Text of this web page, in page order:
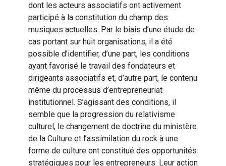
dont les acteurs associatifs ont activement
participé à la constitution du champ des
musiques actuelles. Par le biais d’une étude de
cas portant sur huit organisations, il a été
possible d’identifier, d’une part, les conditions
ayant favorisé le travail des fondateurs et
dirigeants associatifs et, d’autre part, le contenu
même du processus d’entrepreneuriat
institutionnel. S’agissant des conditions, il
semble que la progression du relativisme
culturel, le changement de doctrine du ministère
de la Culture et l’assimilation du rock à une
forme de culture ont constitué des opportunités
stratégiques pour les entrepreneurs. Leur action